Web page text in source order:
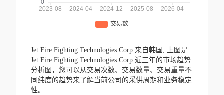
Jet Fire Fighting Technologies Corp.来自韩国,
上图是
Jet Fire Fighting Technologies Corp.近三年的市场趋势
分析图，您可以从交易次数、交易数量、交易重量不
同纬度的趋势来了解当前公司的采供周期和业务稳定
性。